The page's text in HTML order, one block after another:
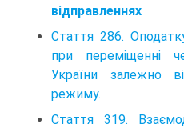
відправленнях
Стаття 286.
при переміщенні
України залежно
режиму.
Стаття 319.